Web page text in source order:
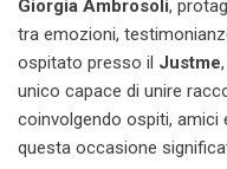
Giorgia Ambrosoli,
tra emozioni,
ospitato presso il Justme
unico capace di unire
coinvolgendo ospiti, amici
questa occasione